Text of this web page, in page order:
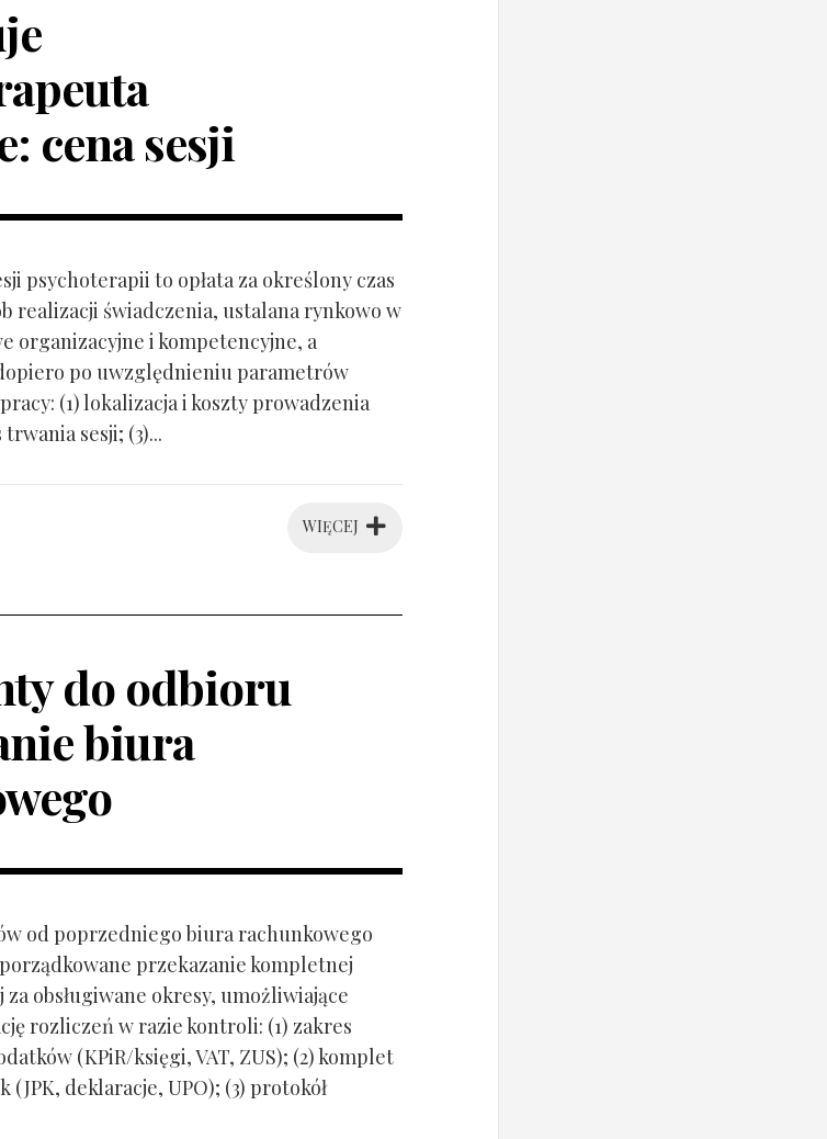
cena sesji
psychoterapii to opłata za określony czas
realizacji świadczenia, ustalana rynkowo w
organizacyjne i kompetencyjne, a
po uwzględnieniu parametrów
(1) lokalizacja i koszty prowadzenia
sesji; (3)...
WIĘCEJ
do odbioru
biura
od poprzedniego biura rachunkowego
przekazanie kompletnej
obsługiwane okresy, umożliwiające
rozliczeń w razie kontroli: (1) zakres
(KPiR/księgi, VAT, ZUS); (2) komplet
deklaracje, UPO); (3) protokół